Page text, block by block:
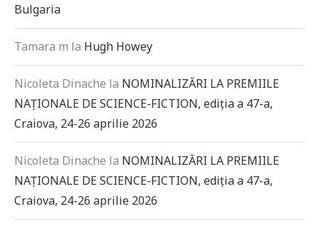
Bulgaria
Tamara m la Hugh Howey
Nicoleta Dinache la NOMINALIZĂRI LA PREMIILE
NAȚIONALE DE SCIENCE-FICTION, ediția a 47-a,
Craiova, 24-26 aprilie 2026
Nicoleta Dinache la NOMINALIZĂRI LA PREMIILE
NAȚIONALE DE SCIENCE-FICTION, ediția a 47-a,
Craiova, 24-26 aprilie 2026